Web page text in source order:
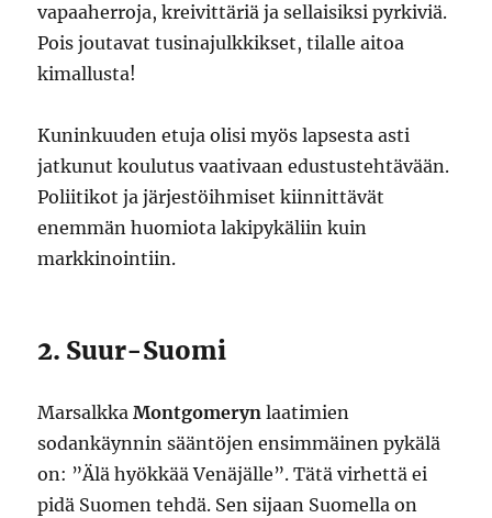
vapaaherroja, kreivittäriä ja sellaisiksi pyrkiviä.
Pois joutavat tusinajulkkikset, tilalle aitoa
kimallusta!
Kuninkuuden etuja olisi myös lapsesta asti
jatkunut koulutus vaativaan edustustehtävään.
Poliitikot ja järjestöihmiset kiinnittävät
enemmän huomiota lakipykäliin kuin
markkinointiin.
2. Suur-Suomi
MarsalkkaMontgomeryn laatimien
sodankäynnin sääntöjen ensimmäinen pykälä
on: ”Älä hyökkää Venäjälle”. Tätä virhettä ei
pidä Suomen tehdä. Sen sijaan Suomella on